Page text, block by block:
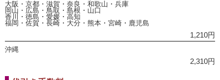
大阪・京都・滋賀・奈良・和歌山・兵庫
岡山・広島・鳥取・島根・山口
香川・徳島・愛媛・高知
福岡・佐賀・長崎・大分・熊本・宮崎・鹿児島
1,210円
沖縄
2,310円